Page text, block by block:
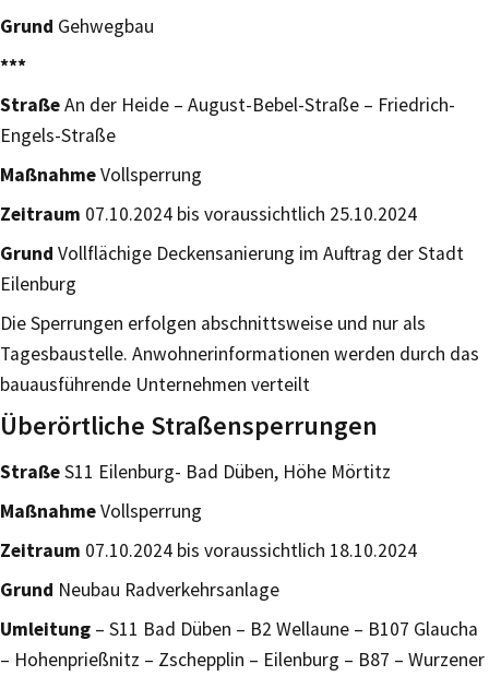
Grund Gehwegbau
***
StraßeAn der Heide – August-Bebel-Straße – Friedrich-
Engels-Straße
MaßnahmeVollsperrung
Zeitraum 07.10.2024 bis voraussichtlich 25.10.2024
Grund Vollflächige Deckensanierung im Auftrag der Stadt
Eilenburg
Die Sperrungen erfolgen abschnittsweise und nur als
Tagesbaustelle. Anwohnerinformationen werden durch das
bauausführende Unternehmen verteilt
Überörtliche Straßensperrungen
StraßeS11 Eilenburg- Bad Düben, Höhe Mörtitz
MaßnahmeVollsperrung
Zeitraum 07.10.2024 bis voraussichtlich 18.10.2024
Grund Neubau Radverkehrsanlage
Umleitung – S11 Bad Düben – B2 Wellaune – B107 Glaucha
– Hohenprießnitz – Zschepplin – Eilenburg – B87 – Wurzener